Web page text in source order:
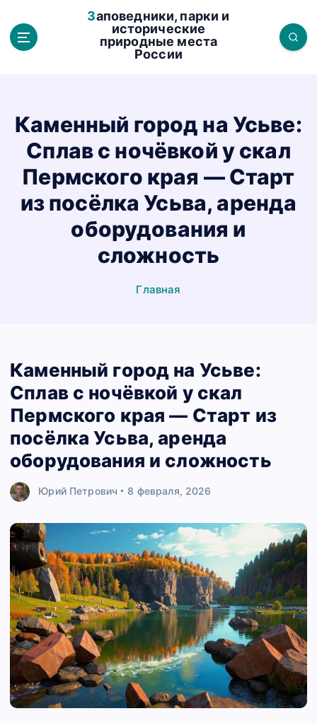
Заповедники, парки и
исторические
природные места
России
Каменный город на Усьве:
Сплав с ночёвкой у скал
Пермского края — Старт
из посёлка Усьва, аренда
оборудования и
сложность
Главная
Каменный город на Усьве:
Сплав с ночёвкой у скал
Пермского края — Старт из
посёлка Усьва, аренда
оборудования и сложность
Юрий Петрович 8 февраля, 2026